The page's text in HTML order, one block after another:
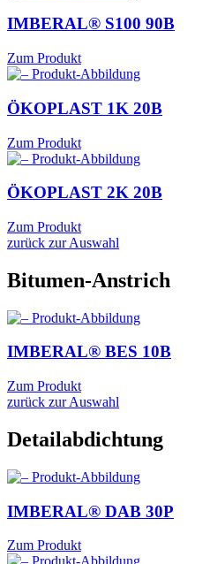
IMBERAL® S100 90B
Zum Produkt
ÖKOPLAST 1K 20B
Zum Produkt
ÖKOPLAST 2K 20B
Zum Produkt
zurück zur Auswahl
Bitumen-Anstrich
IMBERAL® BES 10B
Zum Produkt
zurück zur Auswahl
Detailabdichtung
IMBERAL® DAB 30P
Zum Produkt